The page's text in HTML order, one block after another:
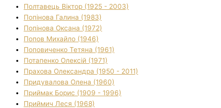
Полтавець Віктор (1925 - 2003)
Попінова Галина (1983)
Попінова Оксана (1972)
Попов Михайло (1946)
Поповиченко Тетяна (1961)
Потапенко Олексій (1971)
Прахова Олександра (1950 - 2011)
Придувалова Олена (1960)
Приймак Борис (1909 - 1996)
Приймич Леся (1968)